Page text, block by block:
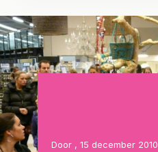
Door , 15 december 2010